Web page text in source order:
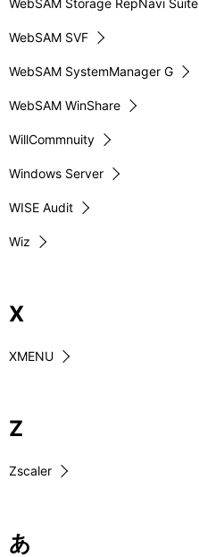
WebSAM Storage RepNavi Suite
WebSAM SVF
WebSAM SystemManager G
WebSAM WinShare
WillCommnuity
Windows Server
WISE Audit
Wiz
X
XMENU
Z
Zscaler
あ